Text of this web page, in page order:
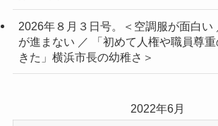
2026年８月３日号。＜空調服が面白い
が進まない ／ 「初めて人権や職員尊
きた」横浜市長の幼稚さ＞
2022年6月